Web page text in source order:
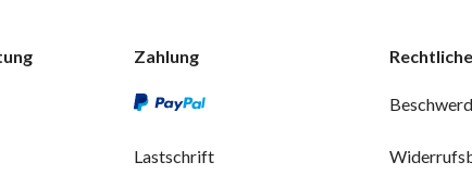
Zahlung
Lastschrift